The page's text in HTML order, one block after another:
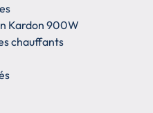
Kardon 900W
chauffants